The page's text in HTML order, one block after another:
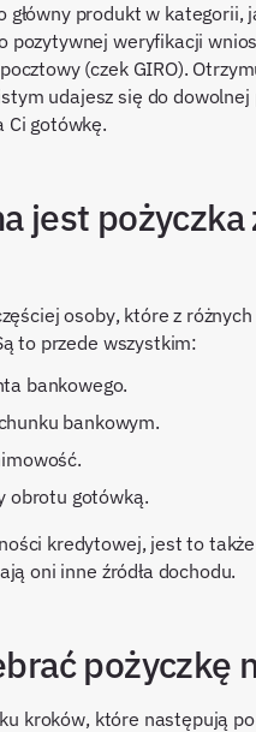
produkt w kategorii,
pozytywnej weryfikacji
(czek GIRO).
udajesz się do
Ci gotówkę.
jest
osoby, które z
to przede wszystkim:
bankowego.
bankowym.
obrotu gotówką.
kredytowej, jest to
oni inne źródła dochodu.
pożyczkę
kroków, które następują